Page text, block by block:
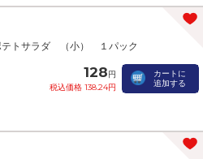
テトサラダ （小） １パック
128円
税込価格 138.24円
カートに
追加する